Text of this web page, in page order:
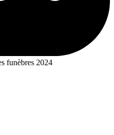
funèbres 2024